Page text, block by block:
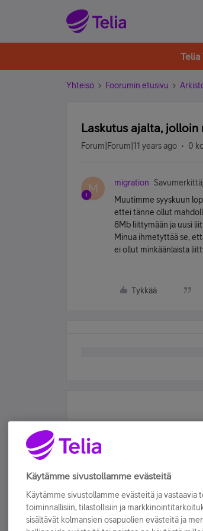
Telia
Yhteisö Foorumin etusivu
Laskutus ajalta,
Forum|Forum|11 years ago 0
M migration
Muutimme syyskuun
ettei tänne ollut
8Mb liittymään ja uusi
Minua ihmetyttää se,
ei ollut minkäänlaista
Tykkää
Käytämme sivustollamme evästeitä
Käytämme sivustollamme evästeitä ja
toiminnallisiin, tilastollisiin ja
sisältävät kolmansien osapuolien evästeitä ja